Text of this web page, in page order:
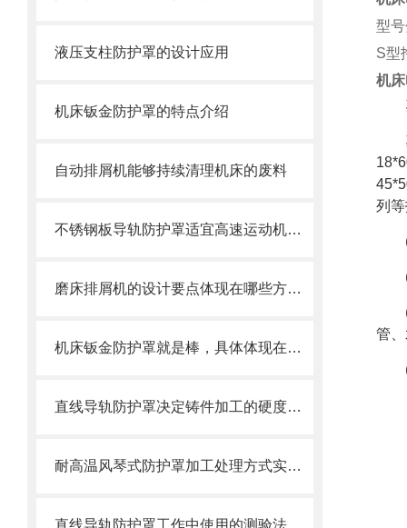
液压支柱防护罩的设计应用
机床钣金防护罩的特点介绍
自动排屑机能够持续清理机床的废料
不锈钢板导轨防护罩适宜高速运动机床导轨防护
磨床排屑机的设计要点体现在哪些方面？
机床钣金防护罩就是棒，具体体现在哪些方面呢
直线导轨防护罩决定铸件加工的硬度值指标
耐高温风琴式防护罩加工处理方式实际情况考虑
直线导轨防护罩工作中使用的测验法
型
S型
机
列
管